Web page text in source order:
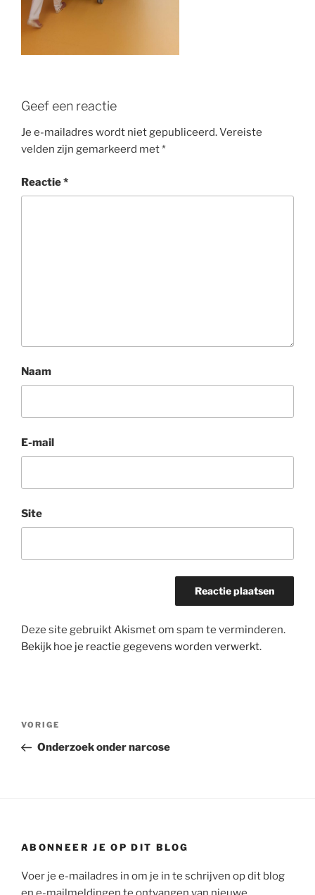
Geef een reactie
Je e-mailadres wordt niet gepubliceerd.Vereiste
velden zijn gemarkeerd met*
Reactie*
Naam
E-mail
Site
Deze site gebruikt Akismet om spam te verminderen.
Bekijk hoe je reactie gegevens worden verwerkt.
Bericht
Vorig
bericht
VORIGE
Onderzoek onder narcose
ABONNEER JE OP DIT BLOG
Voer je e-mailadres in om je in te schrijven op dit blog